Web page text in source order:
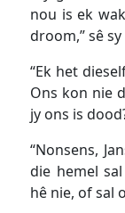
nou is ek
droom,” sê
“Ek het
Ons kon nie
jy ons is
“Nonsens,
die hemel
hê nie, of sal